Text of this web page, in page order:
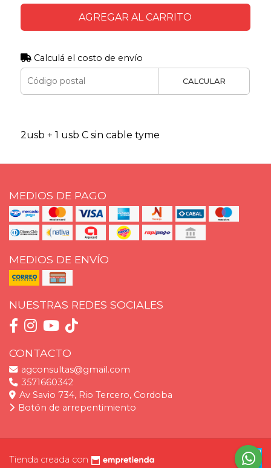
AGREGAR AL CARRITO
Calculá el costo de envío
CALCULAR
2usb + 1 usb C sin cable tyme
MEDIOS DE PAGO
MEDIOS DE ENVÍO
NUESTRAS REDES SOCIALES
CONTACTO
agconsultas@gmail.com
3571660342
Av Savio 734, Rio Tercero, Cordoba
Botón de arrepentimiento
Tienda creada con